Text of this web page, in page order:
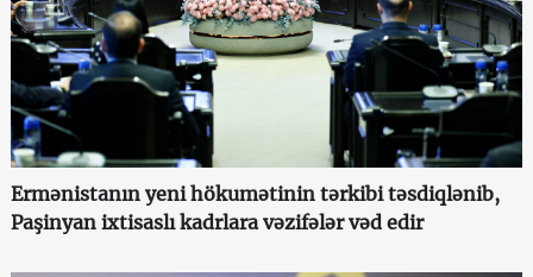
Ermənistanın yeni hökumətinin tərkibi təsdiqlənib,
Paşinyan ixtisaslı kadrlara vəzifələr vəd edir